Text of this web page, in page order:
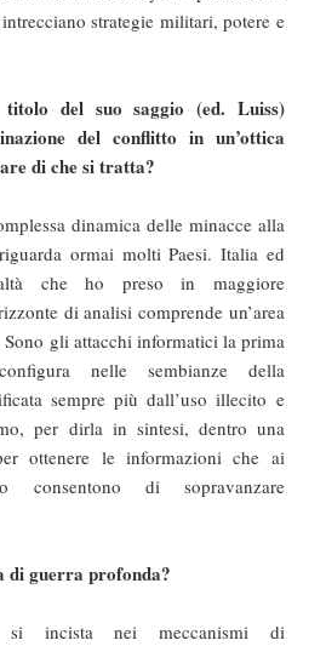
strategie militari, potere e
del suo saggio (ed. Luiss)
del conflitto in un’ottica
di che si tratta?
dinamica delle minacce alla
ormai molti Paesi. Italia ed
che ho preso in maggiore
di analisi comprende un’area
Sono gli attacchi informatici la prima
nelle sembianze della
sempre più dall’uso illecito e
per dirla in sintesi, dentro una
ottenere le informazioni che ai
consentono di sopravanzare
di guerra profonda?
incista nei meccanismi di